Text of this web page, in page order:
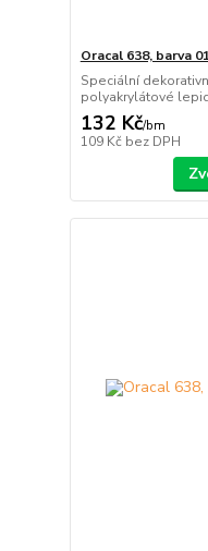
Oracal 638, barva
Speciální
polyakrylátové
132 Kč/bm
109 Kč bez DPH